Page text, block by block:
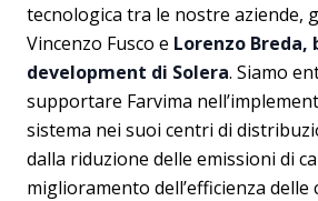
tecnologica tra le nostre aziende,
Vincenzo Fusco e Lorenzo Breda,
development di Solera. Siamo
supportare Farvima
sistema nei suoi centri di
dalla riduzione delle emissioni di
miglioramento dell’efficienza delle